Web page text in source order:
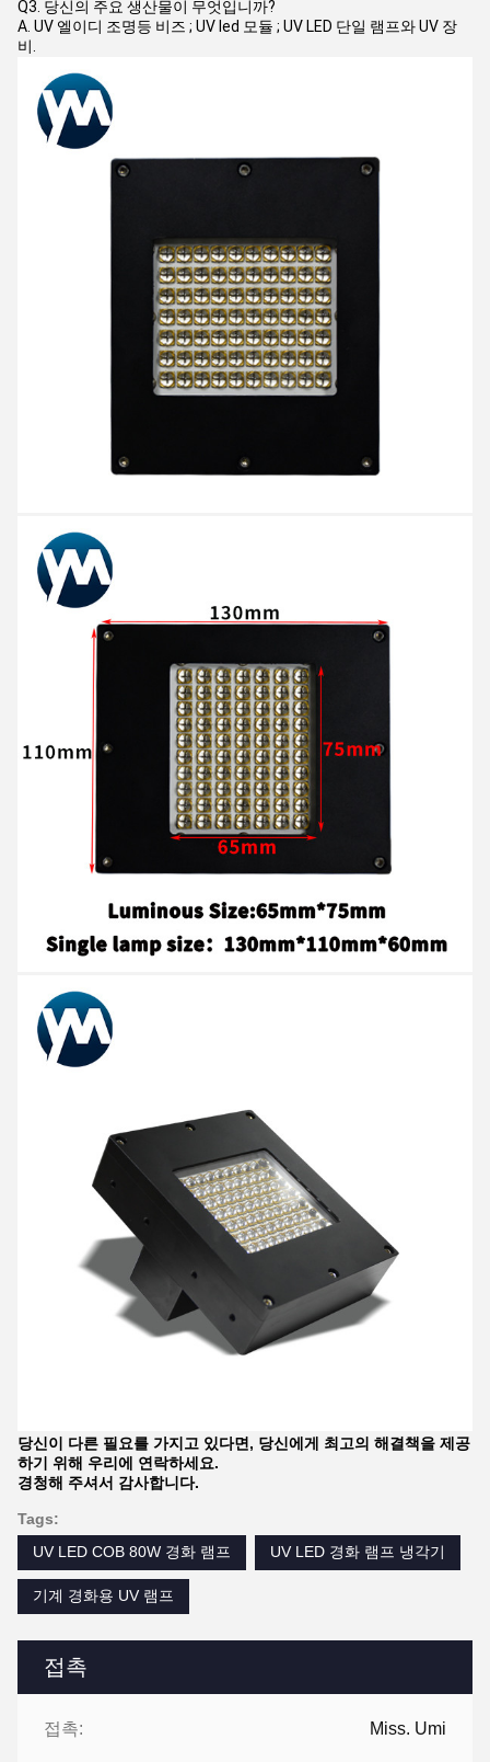
접촉
접촉: Miss. Umi
Q3. 당신의 주요 생산물이 무엇입니까?
A. UV 엘이디 조명등 비즈 ; UV led 모듈 ; UV LED 단일 램프와 UV 장
비.
당신이 다른 필요를 가지고 있다면, 당신에게 최고의 해결책을 제공
하기 위해 우리에 연락하세요.
경청해 주셔서 감사합니다.
Tags:
UV LED COB 80W 경화 램프
UV LED 경화 램프 냉각기
기계 경화용 UV 램프